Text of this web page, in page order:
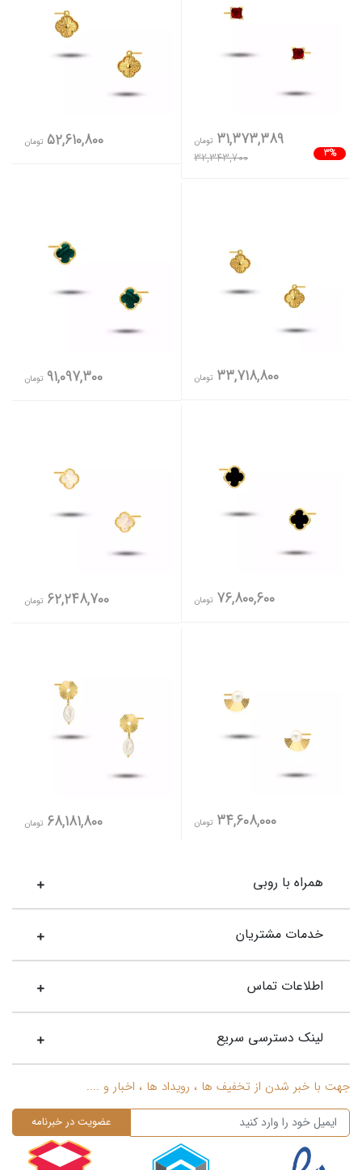
3%
31,373,389 تومان
32,343,700
52,610,800 تومان
33,718,800 تومان 91,097,300 تومان
76,800,600 تومان 62,248,700 تومان
34,608,000 تومان 68,181,800 تومان
همراه با روبی
خدمات مشتریان
اطلاعات تماس
لینک دسترسی سریع
جهت با خبر شدن از تخفیف ها ، رویداد ها ، اخبار و ....